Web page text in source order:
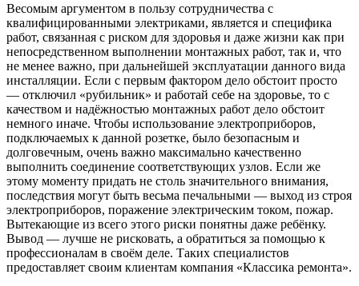
Весомым аргументом в пользу сотрудничества с
квалифицированными электриками, является и специфика
работ, связанная с риском для здоровья и даже жизни как при
непосредственном выполнении монтажных работ, так и, что
не менее важно, при дальнейшей эксплуатации данного вида
инсталляции. Если с первым фактором дело обстоит просто
— отключил «рубильник» и работай себе на здоровье, то с
качеством и надёжностью монтажных работ дело обстоит
немного иначе. Чтобы использование электроприборов,
подключаемых к данной розетке, было безопасным и
долговечным, очень важно максимально качественно
выполнить соединение соответствующих узлов. Если же
этому моменту придать не столь значительного внимания,
последствия могут быть весьма печальными — выход из строя
электроприборов, поражение электрическим током, пожар.
Вытекающие из всего этого риски понятны даже ребёнку.
Вывод — лучше не рисковать, а обратиться за помощью к
профессионалам в своём деле. Таких специалистов
предоставляет своим клиентам компания «Классика ремонта».